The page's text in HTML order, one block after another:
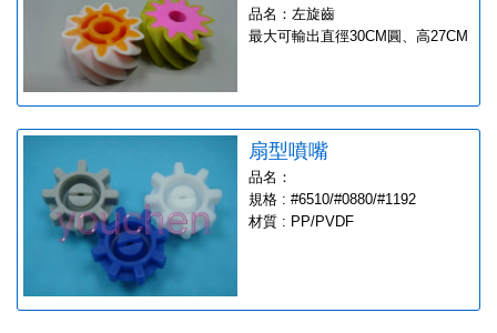
品名：左旋齒
最大可輸出直徑30CM圓、高27CM
扇型噴嘴
品名：
規格 : #6510/#0880/#1192
材質 : PP/PVDF